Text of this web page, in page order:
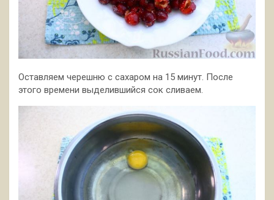
Оставляем черешню с сахаром на 15 минут. После
этого времени выделившийся сок сливаем.